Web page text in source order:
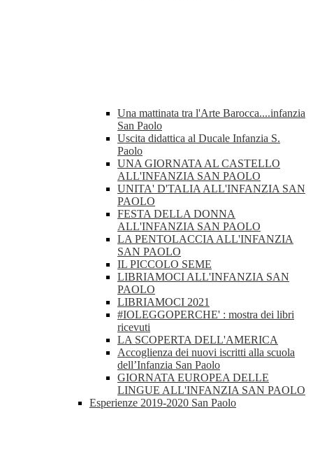
Una mattinata tra l'Arte Barocca....infanzia
San Paolo
Uscita didattica al Ducale Infanzia S.
Paolo
UNA GIORNATA AL CASTELLO
ALL'INFANZIA SAN PAOLO
UNITA' D'TALIA ALL'INFANZIA SAN
PAOLO
FESTA DELLA DONNA
ALL'INFANZIA SAN PAOLO
LA PENTOLACCIA ALL'INFANZIA
SAN PAOLO
IL PICCOLO SEME
LIBRIAMOCI ALL'INFANZIA SAN
PAOLO
LIBRIAMOCI 2021
#IOLEGGOPERCHE' : mostra dei libri
ricevuti
LA SCOPERTA DELL'AMERICA
Accoglienza dei nuovi iscritti alla scuola
dell’Infanzia San Paolo
GIORNATA EUROPEA DELLE
LINGUE ALL'INFANZIA SAN PAOLO
Esperienze 2019-2020 San Paolo